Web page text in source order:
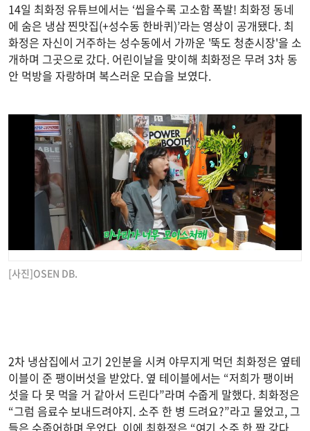
14일 최화정 유튜브에서는 ‘씹을수록 고소함 폭발! 최화정 동네
에 숨은 냉삼 찐맛집(+성수동 한바퀴)’라는 영상이 공개됐다. 최
화정은 자신이 거주하는 성수동에서 가까운 '뚝도 청춘시장'을 소
개하며 그곳으로 갔다. 어린이날을 맞이해 최화정은 무려 3차 동
안 먹방을 자랑하며 복스러운 모습을 보였다.
[사진]OSEN DB.
2차 냉삼집에서 고기 2인분을 시켜 야무지게 먹던 최화정은 옆테
이블이 준 팽이버섯을 받았다. 옆 테이블에서는 “저희가 팽이버
섯을 다 못 먹을 거 같아서 드린다”라며 수줍게 말했다. 최화정은
“그럼 음료수 보내드려야지. 소주 한 병 드려요?”라고 물었고, 그
들은 수줍어하며 웃었다. 이에 최화정은 “여기 소주 한 짝 갖다